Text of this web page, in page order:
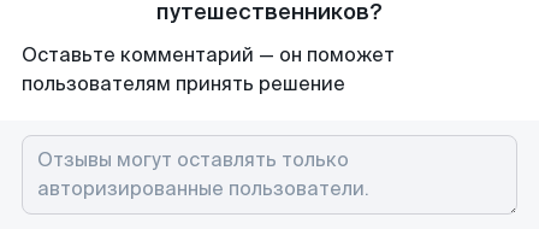
путешественников?
Оставьте комментарий — он поможет
пользователям принять решение